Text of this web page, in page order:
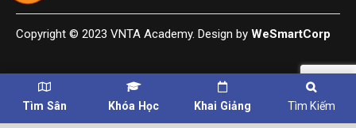
Copyright © 2023 VNTA Academy. Design by WeSmartCorp
Tìm Sân Khóa Học Khai Giảng Tìm Kiếm